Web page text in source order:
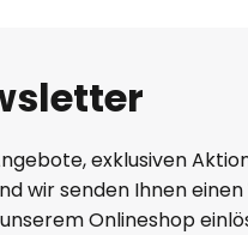
exklusiven
wir senden Ihnen einen
Onlineshop